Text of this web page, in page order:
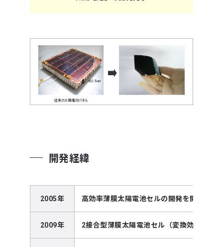
開発経緯
2005年 高効率薄膜太陽電池セルの開発を開始
2009年 2接合型薄膜太陽電池セル（変換効率25％